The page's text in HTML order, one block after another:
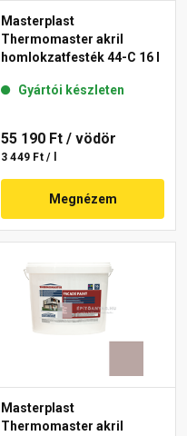
Masterplast
Thermomaster akril
homlokzatfesték 44-C 16 l
Gyártói készleten
55 190 Ft / vödör
3 449 Ft / l
Megnézem
Masterplast
Thermomaster akril